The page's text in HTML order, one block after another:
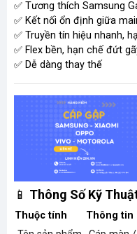
✅ Tương thích Samsung
✅ Kết nối ổn định giữa
✅ Truyền tín hiệu nhanh,
✅ Flex bền, hạn chế đứt
✅ Dễ dàng thay thế
📱 Thông Số Kỹ
Thuộc tính
Thông tin